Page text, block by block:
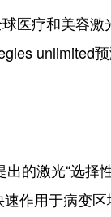
医疗和美容
unlimited
的激光“选择
作用于病变